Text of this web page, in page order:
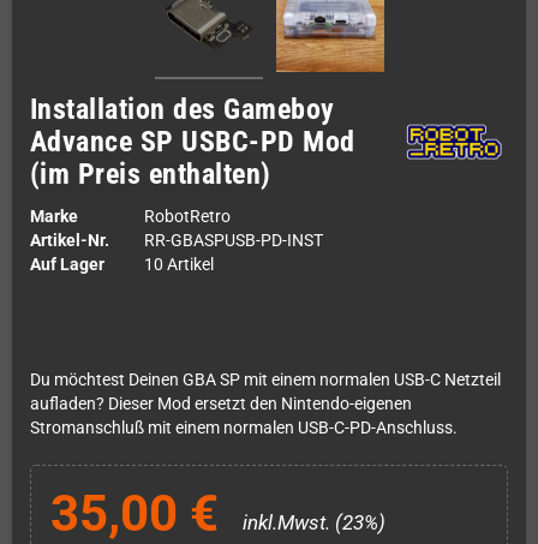
Installation des Gameboy
Advance SP USBC-PD Mod
(im Preis enthalten)
Marke
RobotRetro
Artikel-Nr.
RR-GBASPUSB-PD-INST
Auf Lager
10 Artikel
Du möchtest Deinen GBA SP mit einem normalen USB-C Netzteil
aufladen? Dieser Mod ersetzt den Nintendo-eigenen
Stromanschluß mit einem normalen USB-C-PD-Anschluss.
35,00 € inkl.Mwst. (23%)